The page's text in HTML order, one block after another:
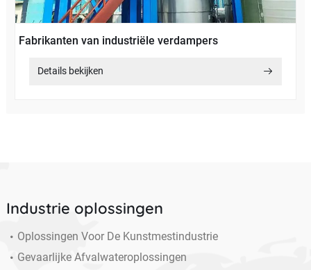
Fabrikanten van industriële verdampers
Details bekijken
Industrie oplossingen
Oplossingen Voor De Kunstmestindustrie
Gevaarlijke Afvalwateroplossingen